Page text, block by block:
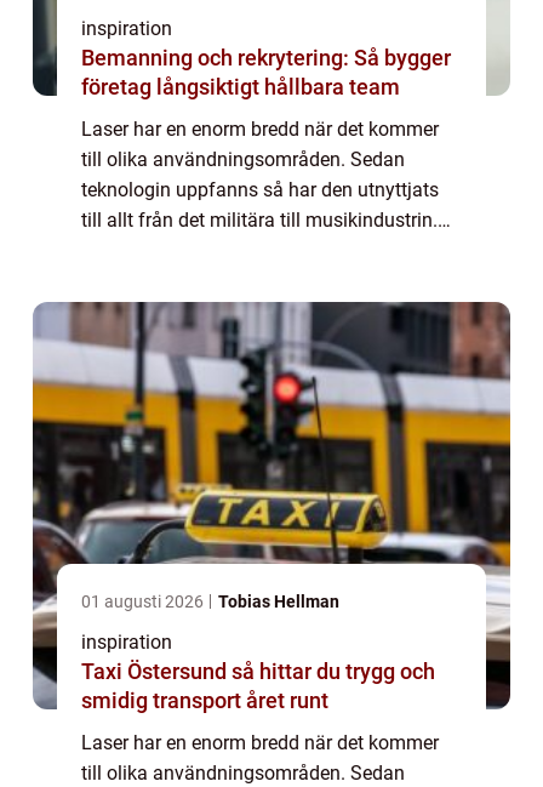
inspiration
Bemanning och rekrytering: Så bygger
företag långsiktigt hållbara team
Laser har en enorm bredd när det kommer
till olika användningsområden. Sedan
teknologin uppfanns så har den utnyttjats
till allt från det militära till musikindustrin.
01 augusti 2026 Tobias Hellman
inspiration
Taxi Östersund så hittar du trygg och
smidig transport året runt
Laser har en enorm bredd när det kommer
till olika användningsområden. Sedan